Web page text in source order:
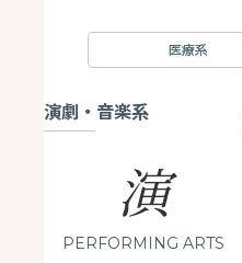
医療系
演劇・音楽系
演
PERFORMING ARTS